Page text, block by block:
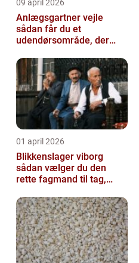
09 april 2026
Anlægsgartner vejle
sådan får du et
udendørsområde, der
01 april 2026
Blikkenslager viborg
sådan vælger du den
rette fagmand til tag,